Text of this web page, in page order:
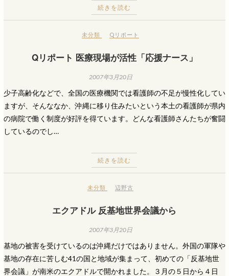
続きを読む
未分類 Qリポート
Qリポート 医療現場が活性「応援ナース」
2007年3月20日
少子高齢化などで、全国の医療機関では看護師の不足が慢性化してい
ますが、そんななか、沖縄に移り住みたいという本土の看護師が県内
の病院で働く制度が好評を得ています。どんな看護師さんたちが奮闘
しているのでし…
続きを読む
未分類 辺野古
エクアドル 反基地世界会議から
2007年3月20日
基地の被害を受けているのは沖縄だけではありません。外国の軍隊や
基地の存在に苦しむ41の国と地域が集まって、初めての「反基地世
界会議」が南米のエクアドルで開かれました。３月の５日から４日